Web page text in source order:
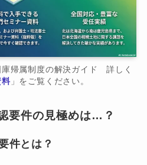
帰属制度の解決ガイド 詳しく
料」をご覧ください。
要件の見極めは…？
件とは？